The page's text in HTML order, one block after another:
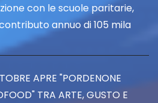
con le scuole paritarie,
annuo di 105 mila
APRE "PORDENONE
TRA ARTE, GUSTO E